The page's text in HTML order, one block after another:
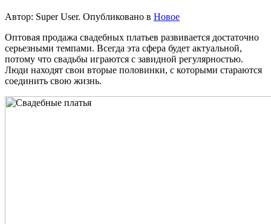
Автор: Super User. Опубликовано в Новое
Оптовая продажа свадебных платьев развивается достаточно
серьезными темпами. Всегда эта сфера будет актуальной,
потому что свадьбы играются с завидной регулярностью.
Люди находят свои вторые половинки, с которыми стараются
соединить свою жизнь.